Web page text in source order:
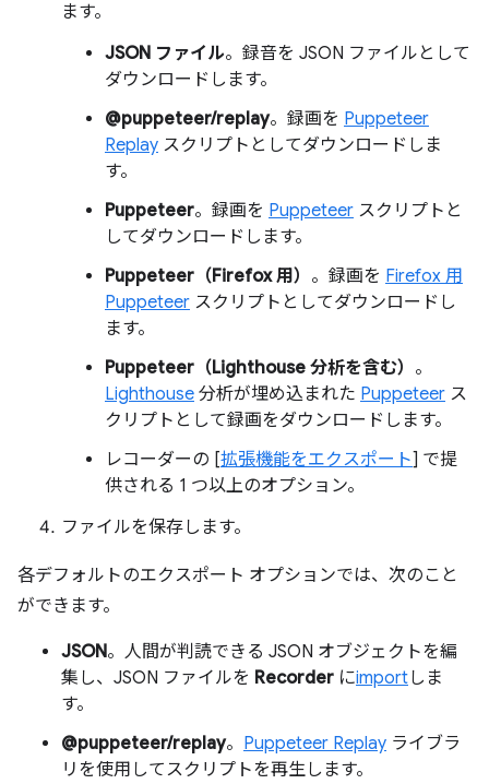
ます。
JSON ファイル。録音を JSON ファイルとして
ダウンロードします。
@puppeteer/replay。録画を Puppeteer
Replay スクリプトとしてダウンロードしま
す。
Puppeteer。録画を Puppeteer スクリプトと
してダウンロードします。
Puppeteer（Firefox 用） 。録画を Firefox 用
Puppeteer スクリプトとしてダウンロードし
ます。
Puppeteer（Lighthouse 分析を含む） 。
Lighthouse 分析が埋め込まれた Puppeteer ス
クリプトとして録画をダウンロードします。
レコーダーの [拡張機能をエクスポート] で提
供される 1 つ以上のオプション。
ファイルを保存します。
各デフォルトのエクスポート オプションでは、次のこと
ができます。
JSON。人間が判読できる JSON オブジェクトを編
集し、JSON ファイルを Recorder にimportしま
す。
@puppeteer/replay。 Puppeteer Replay ライブラ
リを使用してスクリプトを再生します。